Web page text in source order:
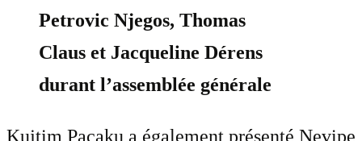
Petrovic Njegos, Thomas
Claus et Jacqueline Dérens
durant l’assemblée générale
Kujtim Pacaku a également présenté Nevipe